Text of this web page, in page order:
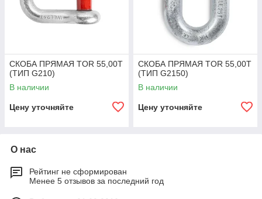
СКОБА ПРЯМАЯ TOR 55,00Т
(ТИП G210)
В наличии
Цену уточняйте
СКОБА ПРЯМАЯ TOR 55,00Т
(ТИП G2150)
В наличии
Цену уточняйте
О нас
Рейтинг не сформирован
Менее 5 отзывов за последний год